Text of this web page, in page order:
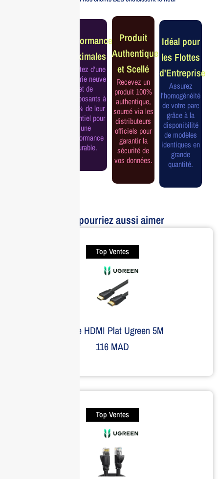
Performance
Maximales
Profitez d'une
batterie neuve
et de
composants à
100% de leur
potentiel pour
une
performance
durable.
Produit
Authentique
et Scellé
Recevez un
produit 100%
authentique,
sourcé via les
distributeurs
officiels pour
garantir la
sécurité de
vos données.
Idéal pour
les Flottes
d'Entreprise
Assurez
l'homogénéité
de votre parc
grâce à la
disponibilité
de modèles
identiques en
grande
quantité.
Vous pourriez aussi aimer
Top Ventes
Câble HDMI Plat Ugreen 5M
116MAD
Top Ventes